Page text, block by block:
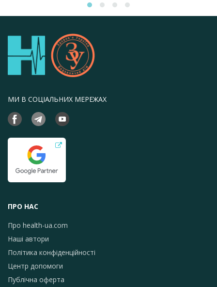
МИ В СОЦІАЛЬНИХ МЕРЕЖАХ
ПРО НАС
Про health-ua.com
Наші автори
Політика конфіденційності
Центр допомоги
Публічна оферта